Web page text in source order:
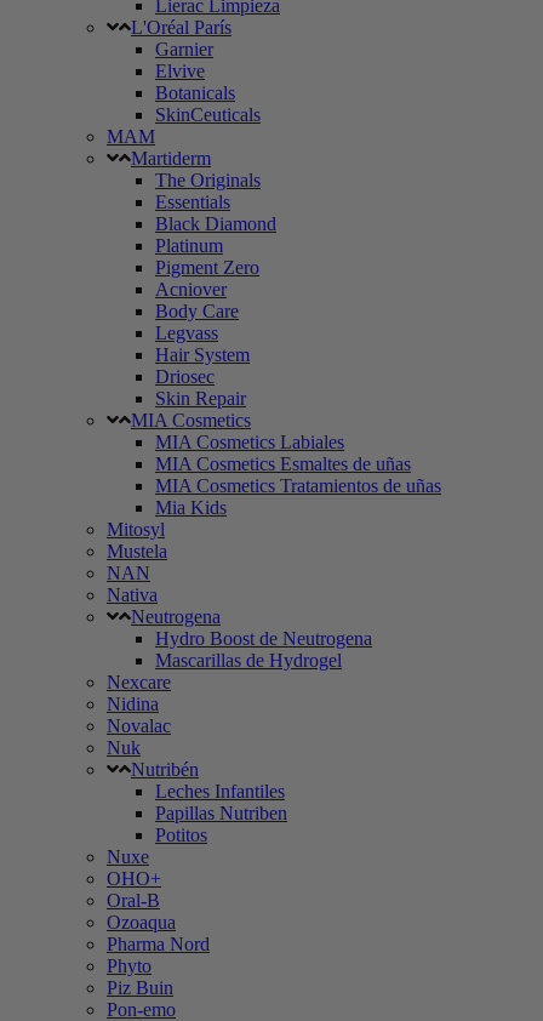
Lierac Limpieza
L'Oréal París
Garnier
Elvive
Botanicals
SkinCeuticals
MAM
Martiderm
The Originals
Essentials
Black Diamond
Platinum
Pigment Zero
Acniover
Body Care
Legvass
Hair System
Driosec
Skin Repair
MIA Cosmetics
MIA Cosmetics Labiales
MIA Cosmetics Esmaltes de uñas
MIA Cosmetics Tratamientos de uñas
Mia Kids
Mitosyl
Mustela
NAN
Nativa
Neutrogena
Hydro Boost de Neutrogena
Mascarillas de Hydrogel
Nexcare
Nidina
Novalac
Nuk
Nutribén
Leches Infantiles
Papillas Nutriben
Potitos
Nuxe
OHO+
Oral-B
Ozoaqua
Pharma Nord
Phyto
Piz Buin
Pon-emo